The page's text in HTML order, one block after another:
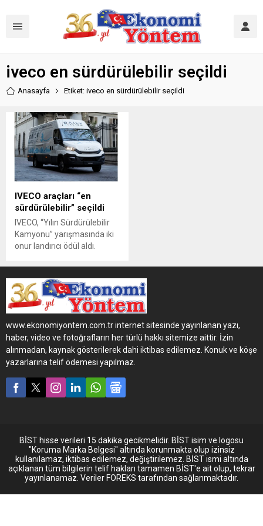
iveco en sürdürülebilir seçildi
Anasayfa Etiket: iveco en sürdürülebilir seçildi
IVECO araçları “en
sürdürülebilir” seçildi
IVECO, “Yılın Sürdürülebilir
Kamyonu” yarışmasında iki
onur landırıcı ödül aldı.
kategorisinde, Daily Electric
ise “Van” kategorisinde
ödülü kazandı.
www.ekonomiyontem.com.tr internet sitesinde yayınlanan yazı,
haber, video ve fotoğrafların her türlü hakkı sitemize aittir. İzin
alınmadan, kaynak gösterilerek dahi iktibas edilemez. Konuk ve köşe
yazarlarına telif ödemesi yapılmaz.
BİST hisse verileri 15 dakika gecikmelidir. BİST isim ve logosu
"Koruma Marka Belgesi" altında korunmakta olup izinsiz
kullanılamaz, iktibas edilemez, değiştirilemez. BİST ismi altında
açıklanan tüm bilgilerin telif hakları tamamen BİST'e ait olup, tekrar
yayınlanamaz. Veriler FOREKS tarafından sağlanmaktadır.